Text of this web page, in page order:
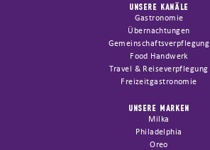
UNSERE KANÄLE
Gastronomie
Übernachtungen
Gemeinschaftsverpflegung
Food Handwerk
Travel & Reiseverpflegung
Freizeitgastronomie
UNSERE MARKEN
Milka
Philadelphia
Oreo